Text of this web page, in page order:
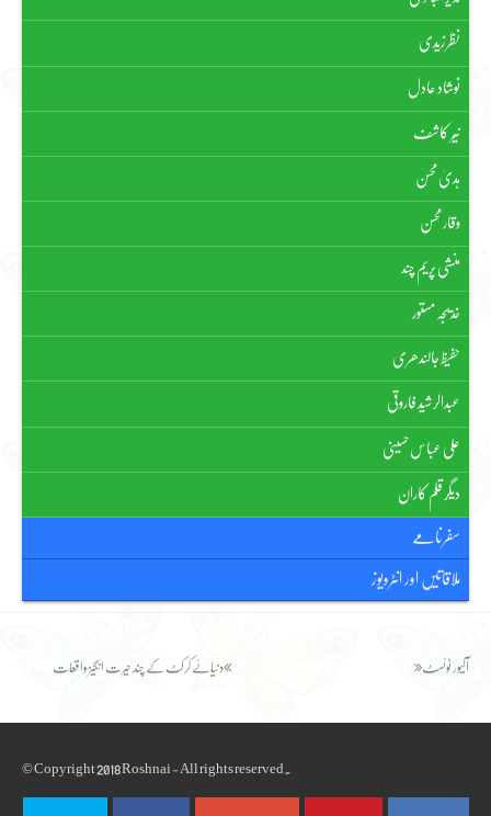
نظر زیدی
نوشاد عادل
نیّر کاشف
ہدیٰ محسن
وقار محسن
منشی پریم چند
خدیجہ مستور
حفیظ جالندھری
عبدالرشید فاروقی
علی عباس حسینی
دیگر قلم کاران
سفرنامے
ملاقاتیں اور انٹرویوز
previous
دنیائے کرکٹ کے چند حیرت انگیز واقعات next
آلیور ٹوئسٹ
© Copyright 2018 Roshnai - All rights reserved.